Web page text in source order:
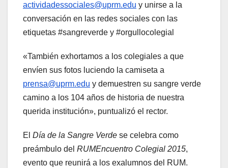
actividadessociales@uprm.edu y unirse a la
conversación en las redes sociales con las
etiquetas #sangreverde y #orgullocolegial
«También exhortamos a los colegiales a que
envíen sus fotos luciendo la camiseta a
prensa@uprm.edu y demuestren su sangre verde
camino a los 104 años de historia de nuestra
querida institución», puntualizó el rector.
El Día de la Sangre Verde se celebra como
preámbulo del RUMEncuentro Colegial 2015,
evento que reunirá a los exalumnos del RUM.